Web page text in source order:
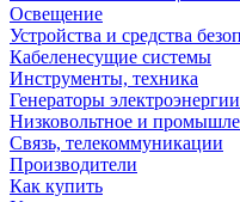
Освещение
Устройства и средства
Кабеленесущие системы
Инструменты, техника
Генераторы
Низковольтное и
Связь, телекоммуникации
Производители
Как купить